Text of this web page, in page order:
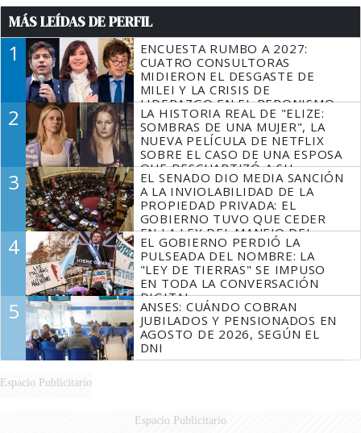
MÁS LEÍDAS DE PERFIL
1
ENCUESTA RUMBO A 2027:
CUATRO CONSULTORAS
MIDIERON EL DESGASTE DE
MILEI Y LA CRISIS DE
LIDERAZGO EN EL PERONISMO
2
LA HISTORIA REAL DE "ELIZE:
SOMBRAS DE UNA MUJER", LA
NUEVA PELÍCULA DE NETFLIX
SOBRE EL CASO DE UNA ESPOSA
QUE DESCUARTIZÓ A SU
MARIDO
3
EL SENADO DIO MEDIA SANCIÓN
A LA INVIOLABILIDAD DE LA
PROPIEDAD PRIVADA: EL
GOBIERNO TUVO QUE CEDER
EN LA LEY DEL MANEJO DEL
FUEGO
4
EL GOBIERNO PERDIÓ LA
PULSEADA DEL NOMBRE: LA
"LEY DE TIERRAS" SE IMPUSO
EN TODA LA CONVERSACIÓN
DIGITAL
5
ANSES: CUÁNDO COBRAN
JUBILADOS Y PENSIONADOS EN
AGOSTO DE 2026, SEGÚN EL
DNI
Espacio Publicitario
Espacio Publicitario